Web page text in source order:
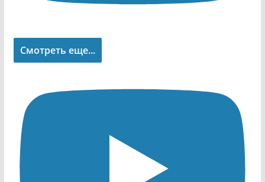
Смотреть еще...